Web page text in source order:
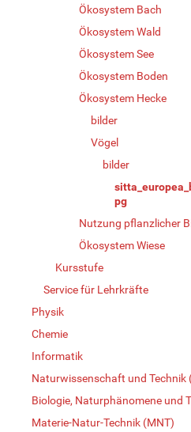
Ökosystem Bach
Ökosystem Wald
Ökosystem See
Ökosystem Boden
Ökosystem Hecke
bilder
Vögel
bilder
pg
Nutzung pflanzlicher
Ökosystem Wiese
Kursstufe
Service für Lehrkräfte
Physik
Chemie
Informatik
Naturwissenschaft und Technik
Biologie, Naturphänomene und
Materie-Natur-Technik (MNT)